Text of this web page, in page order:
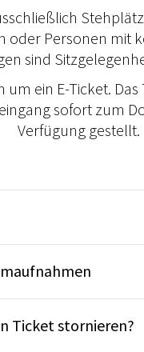
oder Personen mit
sind
um ein E-Ticket.
sofort zum
Verfügung gestellt.
Ticket stornieren?